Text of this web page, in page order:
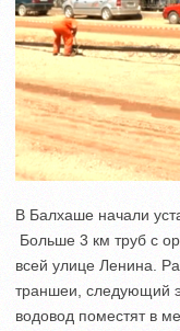
В Балхаше начали
Больше 3 км труб с
всей улице Ленина.
траншеи, следующий
водовод поместят в